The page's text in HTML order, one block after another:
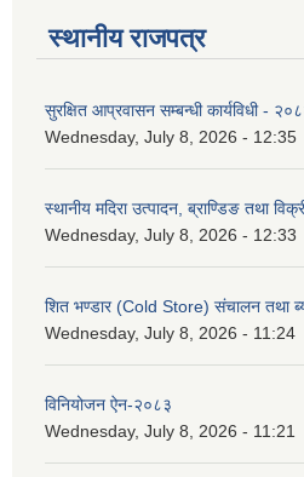
स्थानीय राजपत्र
सुरक्षित आप्रवासन सम्बन्धी कार्यविधी -
Wednesday, July 8, 2026 - 12:35
स्थानीय मदिरा उत्पादन, ब्राण्डिङ तथा
Wednesday, July 8, 2026 - 12:33
शित भण्डार (Cold Store) संचालन तथा
Wednesday, July 8, 2026 - 11:24
विनियोजन ऐन-२०८३
Wednesday, July 8, 2026 - 11:21